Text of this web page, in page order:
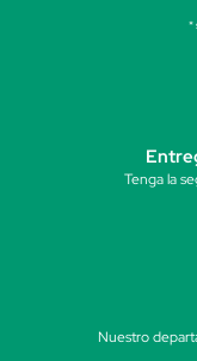
*
Tenga la
Nuestro